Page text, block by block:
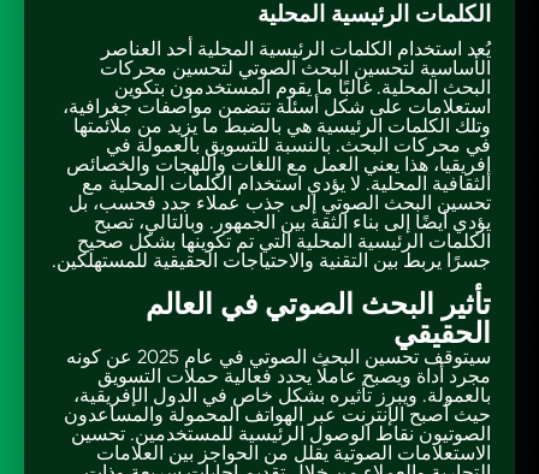
الكلمات الرئيسية المحلية
يُعد استخدام الكلمات الرئيسية المحلية أحد العناصر
الأساسية لتحسين البحث الصوتي لتحسين محركات
البحث المحلية. غالبًا ما يقوم المستخدمون بتكوين
استعلامات على شكل أسئلة تتضمن مواصفات جغرافية،
وتلك الكلمات الرئيسية هي بالضبط ما يزيد من ملائمتها
في محركات البحث. بالنسبة للتسويق بالعمولة في
إفريقيا، هذا يعني العمل مع اللغات واللهجات والخصائص
الثقافية المحلية. لا يؤدي استخدام الكلمات المحلية مع
تحسين البحث الصوتي إلى جذب عملاء جدد فحسب، بل
يؤدي أيضًا إلى بناء الثقة بين الجمهور. وبالتالي، تصبح
الكلمات الرئيسية المحلية التي تم تكوينها بشكل صحيح
جسرًا يربط بين التقنية والاحتياجات الحقيقية للمستهلكين.
تأثير البحث الصوتي في العالم
الحقيقي
سيتوقف تحسين البحث الصوتي في عام 2025 عن كونه
مجرد أداة ويصبح عاملًا يحدد فعالية حملات التسويق
بالعمولة. ويبرز تأثيره بشكل خاص في الدول الإفريقية،
حيث أصبح الإنترنت عبر الهواتف المحمولة والمساعدون
الصوتيون نقاط الوصول الرئيسية للمستخدمين. تحسين
الاستعلامات الصوتية يقلل من الحواجز بين العلامات